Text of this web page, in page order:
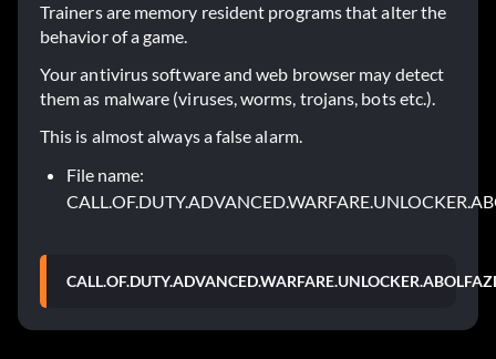
Trainers are memory resident programs that alter the
behavior of a game.
Your antivirus software and web browser may detect
them as malware (viruses, worms, trojans, bots etc.).
This is almost always a false alarm.
File name: